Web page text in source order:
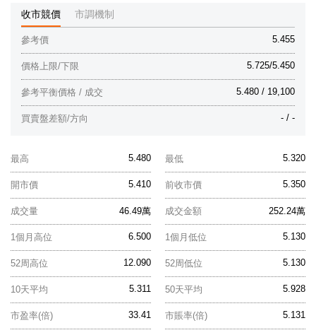
收市競價 市調機制
5.455
參考價
5.725/5.450
價格上限/下限
5.480 / 19,100
參考平衡價格 / 成交
- / -
買賣盤差額/方向
5.480
最高 5.320
最低
5.410
開市價 5.350
前收市價
46.49萬
成交量 252.24萬
成交金額
6.500
1個月高位 5.130
1個月低位
12.090
52周高位 5.130
52周低位
5.311
10天平均 5.928
50天平均
33.41
市盈率(倍) 5.131
市賬率(倍)